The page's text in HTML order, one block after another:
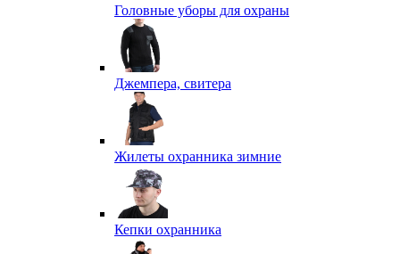
Головные уборы для охраны
Джемпера, свитера
Жилеты охранника зимние
Кепки охранника